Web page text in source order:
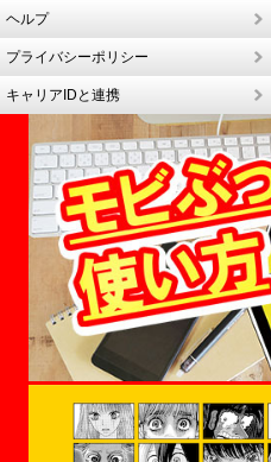
ヘルプ
プライバシーポリシー
キャリアIDと連携